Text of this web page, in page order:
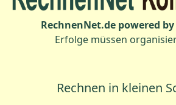
RechnenNet.de powered
Erfolge müssen
Rechnen in kleinen